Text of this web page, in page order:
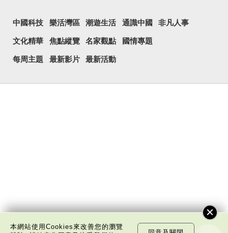
中國科技 樂活灣區 潮遊生活 通識中國 非凡人事
文化精華 焦點縱覽 名家觀點 國情專題
每周主題 最新影片 最新活動
本網站使用Cookies來改善您的瀏覽